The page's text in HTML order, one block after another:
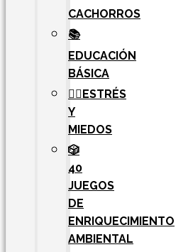
CACHORROS
📚
EDUCACIÓN
BÁSICA
🧘‍♀️ESTRÉS
Y
MIEDOS
🎲
40
JUEGOS
DE
ENRIQUECIMIENTO
AMBIENTAL